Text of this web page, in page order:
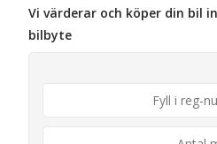
Vi värderar och köper din bil
bilbyte